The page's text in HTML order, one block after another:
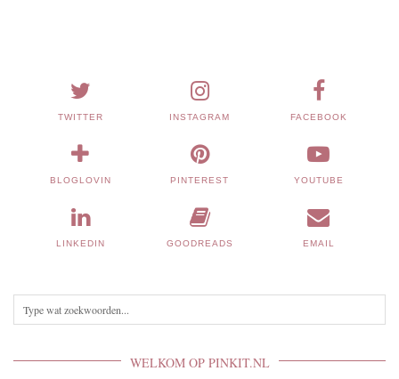
TWITTER INSTAGRAM FACEBOOK
BLOGLOVIN PINTEREST YOUTUBE
LINKEDIN GOODREADS EMAIL
WELKOM OP PINKIT.NL